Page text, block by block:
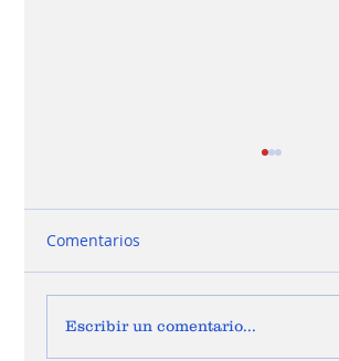
Comentarios
Escribir un comentario...